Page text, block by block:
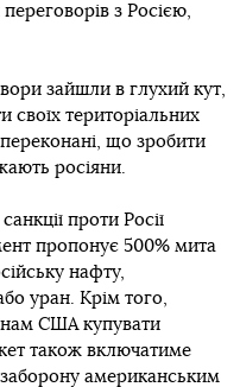
з Росією,
зайшли в глухий кут,
територіальних
що зробити
росіяни.
проти Росії
пропонує 500% мита
нафту,
уран. Крім того,
США купувати
також включатиме
американським